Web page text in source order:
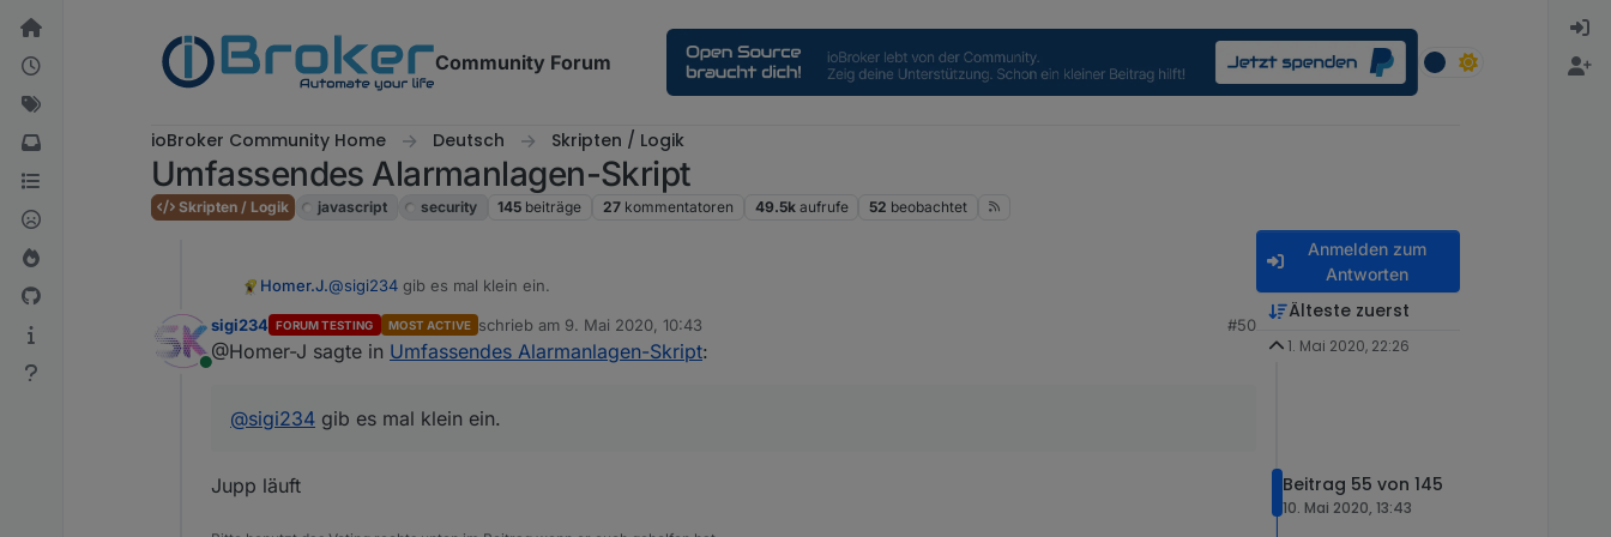
Weiter zum Inhalt
Community Forum
ioBroker Community Home Deutsch Skripten / Logik
Umfassendes Alarmanlagen-Skript
Skripten / Logik javascript security 145 beiträge 27 kommentatoren 49.5k aufrufe 52 beobachtet
Homer.J.@sigi234 gib es mal klein ein.
Online
sigi234 FORUM TESTING MOST ACTIVE schrieb am 9. Mai 2020, 10:43
zuletzt editiert von
#50
@Homer-J sagte in Umfassendes Alarmanlagen-Skript:
@sigi234 gib es mal klein ein.
Jupp läuft
Anmelden zum
Antworten
Älteste zuerst
1. Mai 2020, 22:26
Beitrag 55 von 145
10. Mai 2020, 13:43